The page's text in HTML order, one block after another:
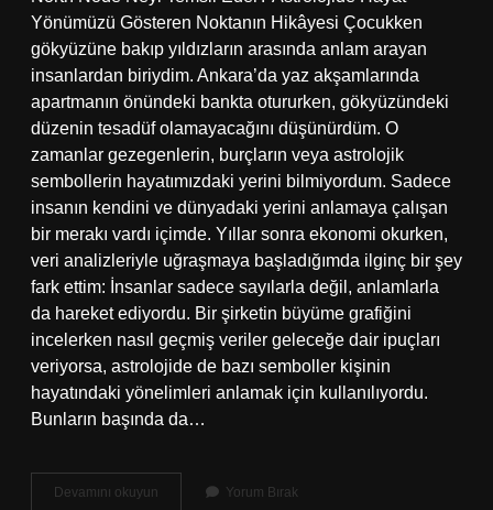
Yönümüzü Gösteren Noktanın Hikâyesi Çocukken
gökyüzüne bakıp yıldızların arasında anlam arayan
insanlardan biriydim. Ankara’da yaz akşamlarında
apartmanın önündeki bankta otururken, gökyüzündeki
düzenin tesadüf olamayacağını düşünürdüm. O
zamanlar gezegenlerin, burçların veya astrolojik
sembollerin hayatımızdaki yerini bilmiyordum. Sadece
insanın kendini ve dünyadaki yerini anlamaya çalışan
bir merakı vardı içimde. Yıllar sonra ekonomi okurken,
veri analizleriyle uğraşmaya başladığımda ilginç bir şey
fark ettim: İnsanlar sadece sayılarla değil, anlamlarla
da hareket ediyordu. Bir şirketin büyüme grafiğini
incelerken nasıl geçmiş veriler geleceğe dair ipuçları
veriyorsa, astrolojide de bazı semboller kişinin
hayatındaki yönelimleri anlamak için kullanılıyordu.
Bunların başında da…
Devamını okuyun Yorum Bırak